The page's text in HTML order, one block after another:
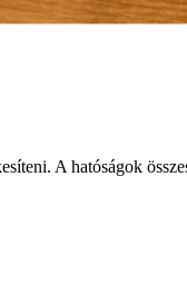
A hatóságok